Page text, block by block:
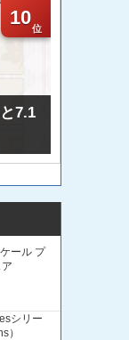
10
7.1
ール プ
シリー
）